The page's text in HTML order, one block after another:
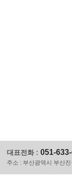
대표전화 : 051-
주소 : 부산광역시 부산